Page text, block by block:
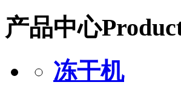
产品中心
冻干机